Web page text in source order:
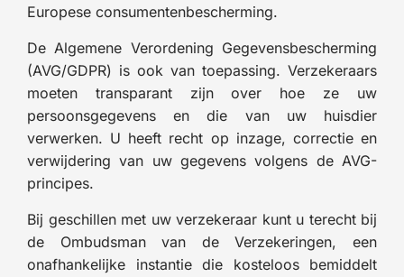
Europese consumentenbescherming.
De Algemene Verordening Gegevensbescherming
(AVG/GDPR) is ook van toepassing. Verzekeraars
moeten transparant zijn over hoe ze uw
persoonsgegevens en die van uw huisdier
verwerken. U heeft recht op inzage, correctie en
verwijdering van uw gegevens volgens de AVG-
principes.
Bij geschillen met uw verzekeraar kunt u terecht bij
de Ombudsman van de Verzekeringen, een
onafhankelijke instantie die kosteloos bemiddelt